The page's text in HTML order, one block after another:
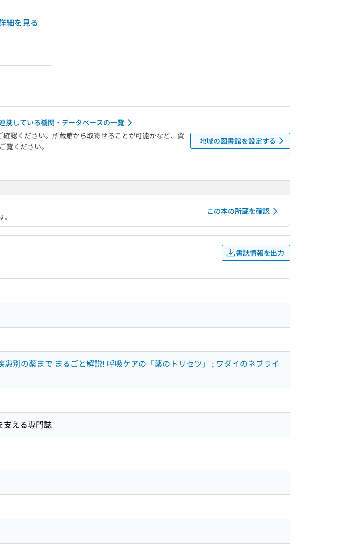
細を見る
携している機関・データベースの一覧
認ください。所蔵館から取寄せることが可能かなど、資
覧ください。
地域の図書館を設定する
この本の所蔵を確認
書誌情報を出力
別の薬まで まるごと解説! 呼吸ケアの「薬のトリセツ」 ; ワダイのネブライ
支える専門誌